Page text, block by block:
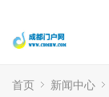
首页 新闻中心